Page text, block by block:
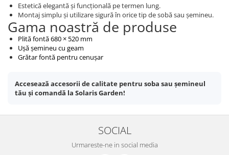
Estetică elegantă și funcțională pe termen lung.
Montaj simplu și utilizare sigură în orice tip de sobă sau șemineu.
Gama noastră de produse
Plită fontă 680 × 520 mm
Ușă șemineu cu geam
Grătar fontă pentru cenușar
Accesează accesorii de calitate pentru soba sau șemineul
tău și comandă la Solaris Garden!
SOCIAL
Urmareste-ne in social media